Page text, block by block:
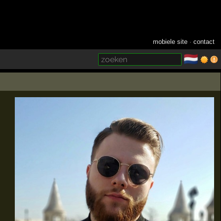
mobiele site ·contact
🇳🇱